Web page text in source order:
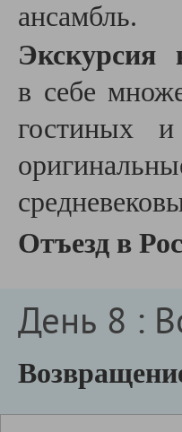
ансамбль.
Экскурсия
в себе
гостиных
Отъезд в
День 8 :